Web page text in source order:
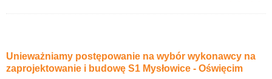
Unieważniamy postępowanie na wybór wykonawcy na
zaprojektowanie i budowę S1 Mysłowice - Oświęcim